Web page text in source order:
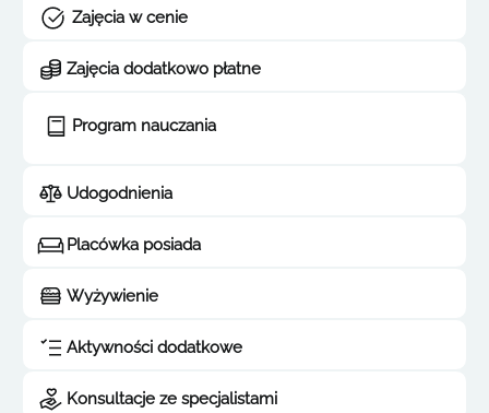
Zajęcia w cenie
Zajęcia dodatkowo płatne
Program nauczania
Udogodnienia
Placówka posiada
Wyżywienie
Aktywności dodatkowe
Konsultacje ze specjalistami